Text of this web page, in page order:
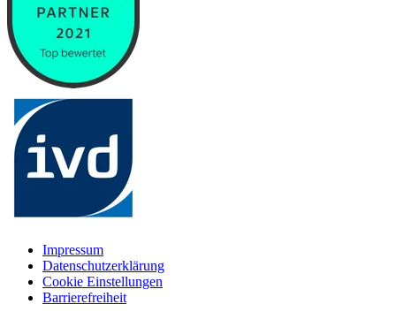
Impressum
Datenschutzerklärung
Cookie Einstellungen
Barrierefreiheit